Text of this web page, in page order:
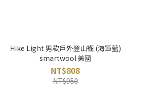
Hike Light 男款戶外登山襪 (海軍藍)
smartwool 美國
NT$808
NT$950